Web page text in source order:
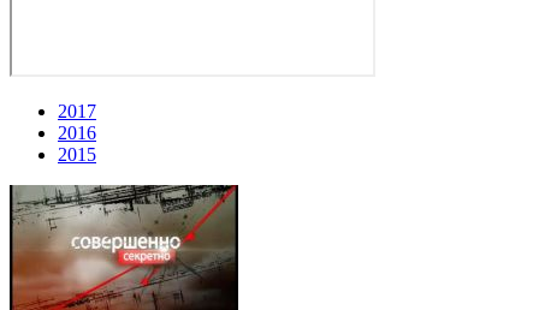
2017
2016
2015